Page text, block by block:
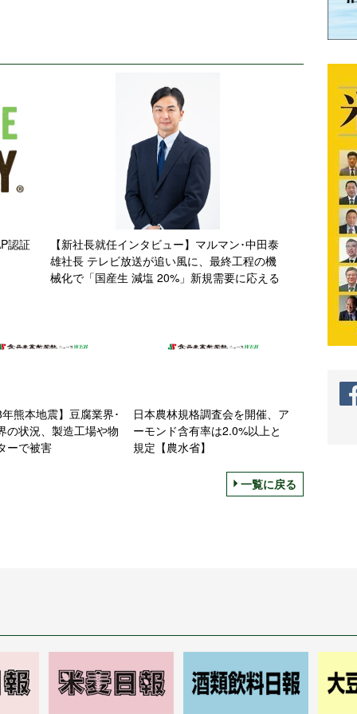
認証
【新社長就任インタビュー】マルマン･中田泰
雄社長 テレビ放送が追い風に、最終工程の機
械化で「国産生 減塩 20%」新規需要に応える
熊本地震】豆腐業界･
の状況、製造工場や物
ーで被害
日本農林規格調査会を開催、ア
ーモンド含有率は2.0%以上と
規定【農水省】
一覧に戻る